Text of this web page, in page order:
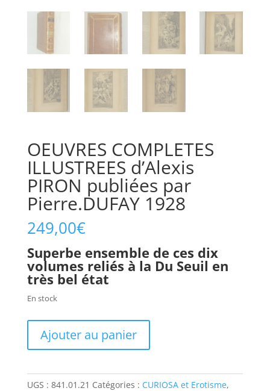
OEUVRES COMPLETES
ILLUSTREES d’Alexis
PIRON publiées par
Pierre.DUFAY 1928
249,00€
Superbe ensemble de ces dix
volumes reliés à la Du Seuil en
très bel état
En stock
Ajouter au panier
UGS : 841.01.21 Catégories : CURIOSA et Erotisme,